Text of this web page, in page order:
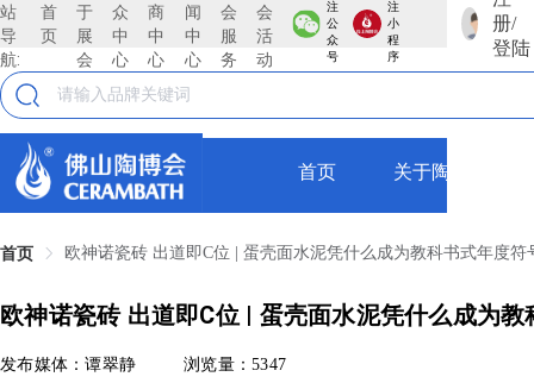
站
导
航:
首
页
于
展
会
众
中
心
商
中
心
闻
中
心
会
服
务
会
活
动
注
公
众
号
注
小
程
序
册/
登陆
首页 关于陶博会
首页 欧神诺瓷砖 出道即C位 | 蛋壳面水泥凭什么成为教科书式年度符
欧神诺瓷砖 出道即C位 | 蛋壳面水泥凭什么成为
发布媒体：谭翠静 浏览量：5347